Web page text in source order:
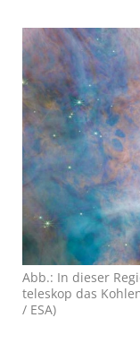
Abb.: In dieser
tele­skop das
/ ESA)